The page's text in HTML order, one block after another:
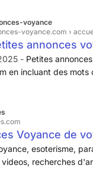
destinées aux
autres
lavoyance,
choisie.
voyance
voyance.com ›
annonces
- Petites
en incluant des
Voyance de
esoterisme,
recherches